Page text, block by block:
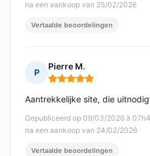
na een aankoop van 25/02/2026
Vertaalde beoordelingen
P
Pierre M.
Opmerking: 5 van 5
Gepubliceerd op 09/03/2026 à
na een aankoop van 24/02/2026
Aantrekkelijke site, die
Vertaalde beoordelingen